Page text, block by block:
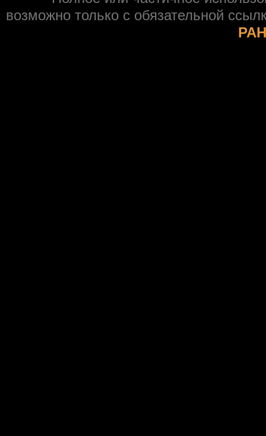
возможно только с обязательной